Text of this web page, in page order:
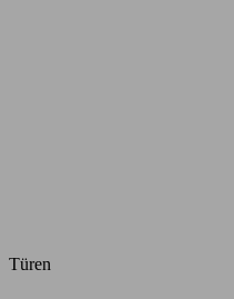
Türen